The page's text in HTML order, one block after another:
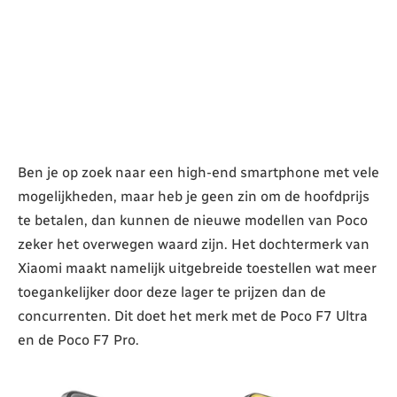
Ben je op zoek naar een high-end smartphone met vele
mogelijkheden, maar heb je geen zin om de hoofdprijs
te betalen, dan kunnen de nieuwe modellen van Poco
zeker het overwegen waard zijn. Het dochtermerk van
Xiaomi maakt namelijk uitgebreide toestellen wat meer
toegankelijker door deze lager te prijzen dan de
concurrenten. Dit doet het merk met de Poco F7 Ultra
en de Poco F7 Pro.